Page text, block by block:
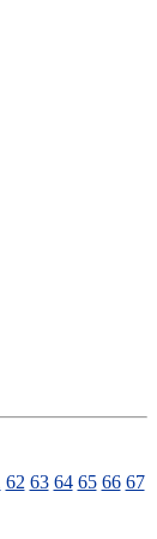
62 63 64 65 66 67